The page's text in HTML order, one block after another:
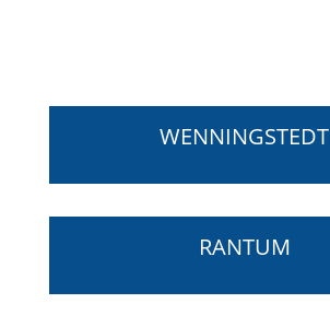
WENNINGSTEDT
RANTUM